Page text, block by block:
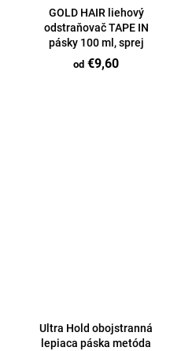
GOLD HAIR liehový
odstraňovač TAPE IN
pásky 100 ml, sprej
od €9,60
Ultra Hold obojstranná
lepiaca páska metóda